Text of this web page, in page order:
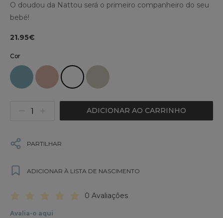
O doudou da Nattou será o primeiro companheiro do seu
bebé!
21.95€
Cor
ADICIONAR AO CARRINHO
PARTILHAR
ADICIONAR À LISTA DE NASCIMENTO
0 Avaliações
Avalia-o aqui